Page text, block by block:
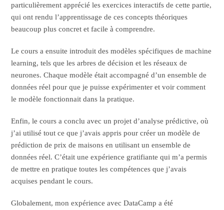
particulièrement apprécié les exercices interactifs de cette partie,
qui ont rendu l’apprentissage de ces concepts théoriques
beaucoup plus concret et facile à comprendre.
Le cours a ensuite introduit des modèles spécifiques de machine
learning, tels que les arbres de décision et les réseaux de
neurones. Chaque modèle était accompagné d’un ensemble de
données réel pour que je puisse expérimenter et voir comment
le modèle fonctionnait dans la pratique.
Enfin, le cours a conclu avec un projet d’analyse prédictive, où
j’ai utilisé tout ce que j’avais appris pour créer un modèle de
prédiction de prix de maisons en utilisant un ensemble de
données réel. C’était une expérience gratifiante qui m’a permis
de mettre en pratique toutes les compétences que j’avais
acquises pendant le cours.
Globalement, mon expérience avec DataCamp a été